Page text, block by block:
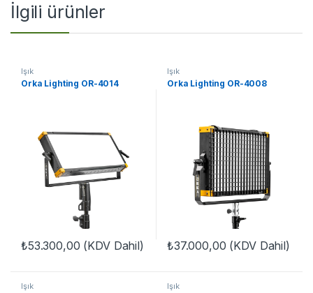
İlgili ürünler
Işık
Orka Lighting OR-4014
₺53.300,00 (KDV Dahil)
Işık
Orka Lighting OR-4008
₺37.000,00 (KDV Dahil)
Işık Işık